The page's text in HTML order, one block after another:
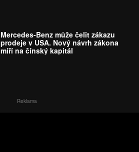
Mercedes-Benz může čelit zákazu
prodeje v USA. Nový návrh zákona
míří na čínský kapitál
Reklama